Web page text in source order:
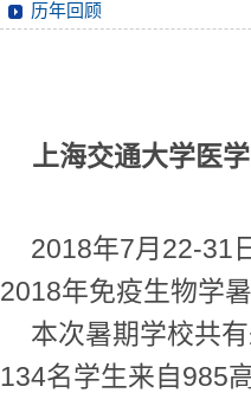
历年回顾
上海交通大学医
2018年7月22-31
2018年免疫生物学
本次暑期学校共
134名学生来自985